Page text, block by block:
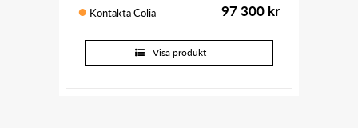
Kontakta Colia 97 300 kr
Visa produkt